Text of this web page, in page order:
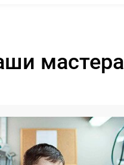
мастера